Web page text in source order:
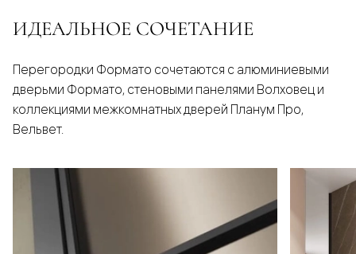
ИДЕАЛЬНОЕ СОЧЕТАНИЕ
Перегородки Формато сочетаются с алюминиевыми
дверьми Формато, стеновыми панелями Волховец и
коллекциями межкомнатных дверей Планум Про,
Вельвет.